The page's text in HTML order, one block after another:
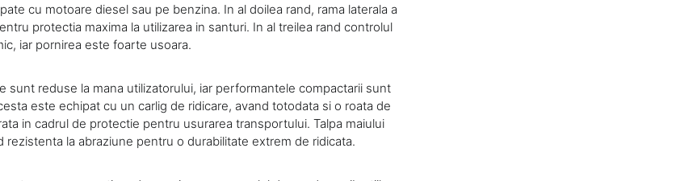
cu motoare diesel sau pe benzina. In al doilea rand, rama laterala a
protectia maxima la utilizarea in santuri. In al treilea rand controlul
iar pornirea este foarte usoara.
sunt reduse la mana utilizatorului, iar performantele compactarii sunt
este echipat cu un carlig de ridicare, avand totodata si o roata de
in cadrul de protectie pentru usurarea transportului. Talpa maiului
rezistenta la abraziune pentru o durabilitate extrem de ridicata.